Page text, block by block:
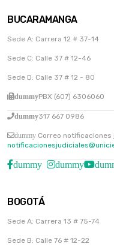
BUCARAMANGA
Sede A: Carrera 12 # 37-14
Sede C: Calle 37 # 12-46
Sede D: Calle 37 # 12 - 80
dummyPBX (607) 6306060
dummy317 667 0986
dummy Correo notificaciones
dummy dummy
BOGOTÁ
Sede A: Carrera 13 # 75-74
Sede B: Calle 76 # 12-22